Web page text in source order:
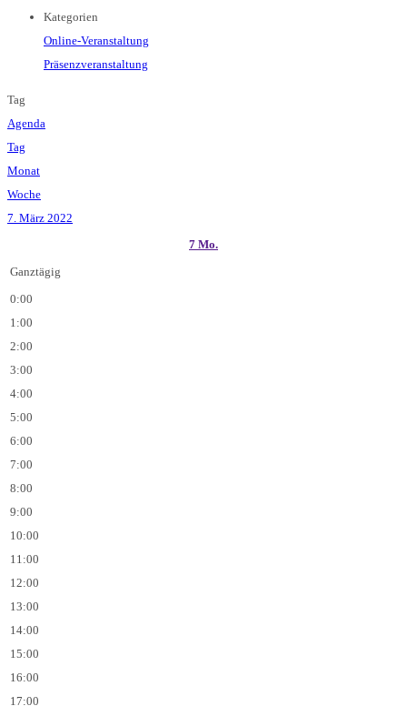
Kategorien
Online-Veranstaltung
Präsenzveranstaltung
Tag
Agenda
Tag
Monat
Woche
7. März 2022
7 Mo.
Ganztägig
0:00
1:00
2:00
3:00
4:00
5:00
6:00
7:00
8:00
9:00
10:00
11:00
12:00
13:00
14:00
15:00
16:00
17:00